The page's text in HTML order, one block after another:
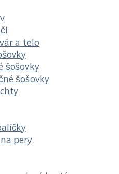
a telo
šošovky
šošovky
pery